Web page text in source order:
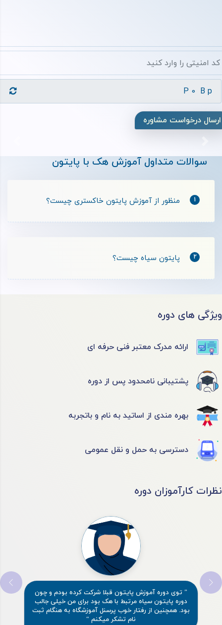
ارسال درخواست مشاوره
سوالات متداول آموزش هک با پایتون
1 منظور از آموزش پایتون خاکستری چیست؟
2 پایتون سیاه چیست؟
ویژگی های دوره
ارائه مدرک معتبر فنی حرفه ای
پشتیبانی نامحدود پس از دوره
بهره مندی از اساتید به نام و باتجربه
دسترسی به حمل و نقل عمومی
نظرات کارآموزان دوره
” توی دوره آموزش پایتون قبلا شرکت کرده بودم و چون
دوره پایتون سیاه مرتبط با هک بود برای من خیلی جالب
بود. همچنین از رفتار خوب پرسنل آموزشگاه به هنگام ثبت
نام تشکر میکنم “